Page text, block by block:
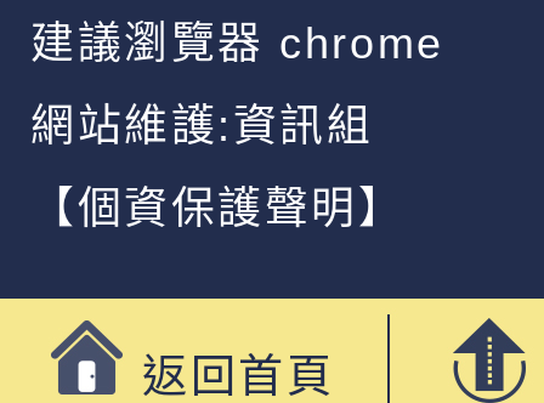
建議瀏覽器 chrome
網站維護:資訊組
【個資保護聲明】
返回首頁